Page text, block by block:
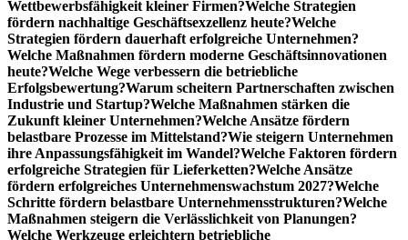
Wettbewerbsfähigkeit kleiner Firmen?Welche Strategien
fördern nachhaltige Geschäftsexzellenz heute?Welche
Strategien fördern dauerhaft erfolgreiche Unternehmen?
Welche Maßnahmen fördern moderne Geschäftsinnovationen
heute?Welche Wege verbessern die betriebliche
Erfolgsbewertung?Warum scheitern Partnerschaften zwischen
Industrie und Startup?Welche Maßnahmen stärken die
Zukunft kleiner Unternehmen?Welche Ansätze fördern
belastbare Prozesse im Mittelstand?Wie steigern Unternehmen
ihre Anpassungsfähigkeit im Wandel?Welche Faktoren fördern
erfolgreiche Strategien für Lieferketten?Welche Ansätze
fördern erfolgreiches Unternehmenswachstum 2027?Welche
Schritte fördern belastbare Unternehmensstrukturen?Welche
Maßnahmen steigern die Verlässlichkeit von Planungen?
Welche Werkzeuge erleichtern betriebliche